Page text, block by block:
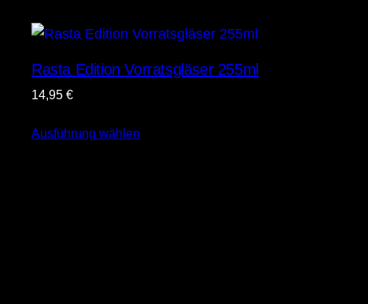
Rasta Edition Vorratsgläser 255ml
14,95 €
Ausführung wählen